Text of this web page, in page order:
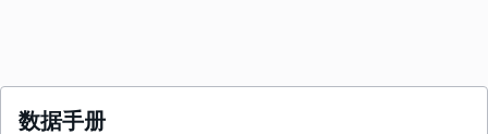
数据手册